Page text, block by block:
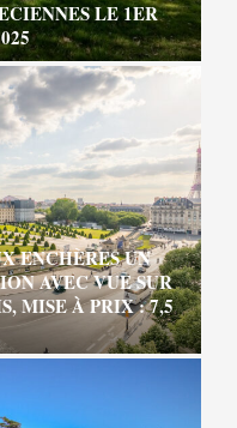
LE 1ER
ENCHÈRES UN
AVEC VUE SUR
MISE À PRIX : 7,5